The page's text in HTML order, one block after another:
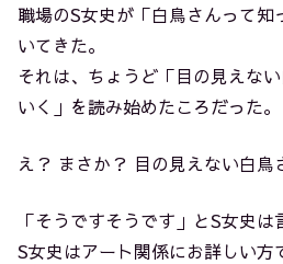
職場のS女史が「白鳥さんって知
いてきた。
それは、ちょうど「目の見えな
いく」を読み始めたころだった。
え？ まさか？ 目の見えない白鳥
「そうですそうです」とS女史は
S女史はアート関係にお詳しい方